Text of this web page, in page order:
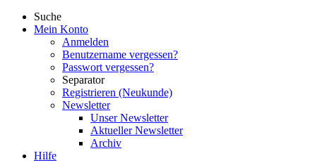
Suche
Mein Konto
Anmelden
Benutzername vergessen?
Passwort vergessen?
Separator
Registrieren (Neukunde)
Newsletter
Unser Newsletter
Aktueller Newsletter
Archiv
Hilfe